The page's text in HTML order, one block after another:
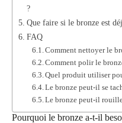
?
Que faire si le bronze est
FAQ
Comment nettoyer le
Comment polir le
Quel produit utiliser
Le bronze peut-il se
Le bronze peut-il
Pourquoi le bronze a-t-il